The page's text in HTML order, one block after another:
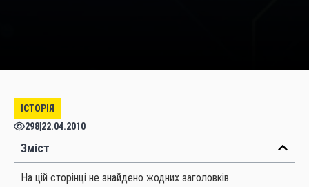
ІСТОРІЯ
298 22.04.2010
Зміст
На цій сторінці не знайдено жодних заголовків.